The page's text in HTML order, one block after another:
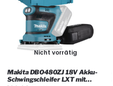
Nicht vorrätig
Makita DBO480ZJ 18V Akku-
Schwingschleifer LXT mit